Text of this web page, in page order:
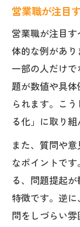
営業職が注目
営業職が注目
体的な例があ
一部の人だけ
題が数値や具
られます。こ
る化」に取り組
また、質問や
なポイントで
る、問題提起
特徴です。逆
問をしづらい